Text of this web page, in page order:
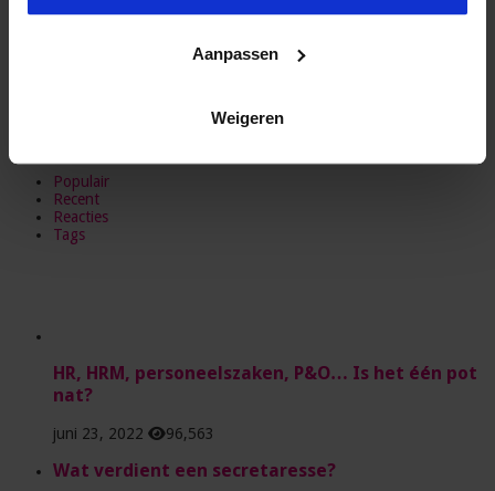
Aanpassen
Weigeren
Populair
Recent
Reacties
Tags
HR, HRM, personeelszaken, P&O… Is het één pot
nat?
juni 23, 2022 96,563
Wat verdient een secretaresse?